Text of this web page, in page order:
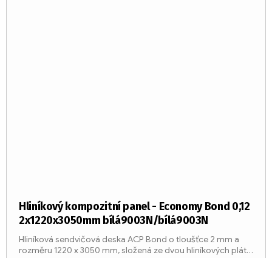
Hliníkový kompozitní panel - Economy Bond 0,12
2x1220x3050mm bílá9003N/bílá9003N
Hliníková sendvičová deska ACP Bond o tloušťce 2 mm a
rozměru 1220 x 3050 mm, složená ze dvou hliníkových plátů